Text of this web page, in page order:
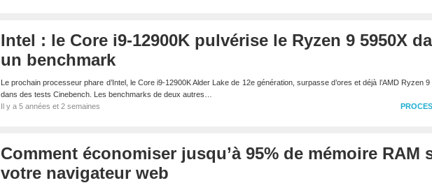
Intel : le Core i9-12900K pulvérise le Ryzen 9 5950X
un benchmark
Le prochain processeur phare d’Intel, le Core i9-12900K Alder Lake de 12e génération, surpasse d’ores et déjà l’AMD Ryzen 9
dans des tests Cinebench. Les benchmarks de deux autres…
Il y a 5 années et 2 semaines
Comment économiser jusqu’à 95% de mémoire RAM
votre navigateur web